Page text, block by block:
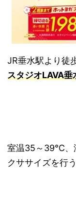
JR垂水駅より徒
スタジオLAVA垂
室温35～39℃、
クササイズを行